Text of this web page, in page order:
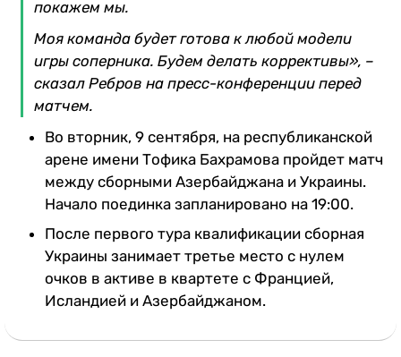
покажем мы.
Моя команда будет готова к любой модели
игры соперника. Будем делать коррективы», –
сказал Ребров на пресс-конференции перед
матчем.
Во вторник, 9 сентября, на республиканской
арене имени Тофика Бахрамова пройдет матч
между сборными Азербайджана и Украины.
Начало поединка запланировано на 19:00.
После первого тура квалификации сборная
Украины занимает третье место с нулем
очков в активе в квартете с Францией,
Исландией и Азербайджаном.